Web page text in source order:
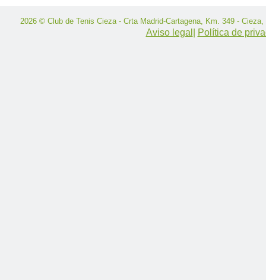
2026 © Club de Tenis Cieza - Crta Madrid-Cartagena, Km. 349 -
Aviso legal Política de